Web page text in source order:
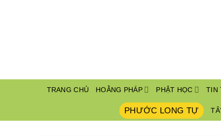
TRANG CHỦ HOẰNG PHÁP PHẬT HỌC TIN
PHƯỚC LONG TỰ